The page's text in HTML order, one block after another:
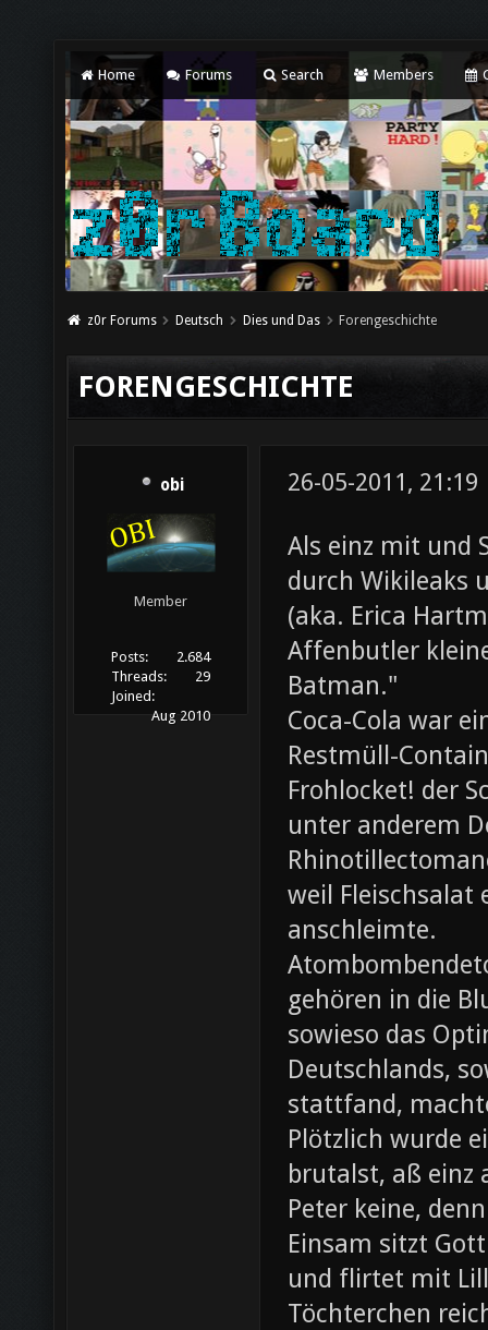
Home Forums Search Members
z0r Forums Deutsch Dies und Das Forengeschichte
FORENGESCHICHTE
obi
Member
Posts:
2.684
Threads:
29
Joined:
Aug 2010
26-05-2011, 21:19
Als einz mit und
durch Wikileaks
(aka. Erica
Affenbutler
Batman."
Coca-Cola war
Restmüll-
Frohlocket! der
unter anderem
weil Fleischsalat
anschleimte.
gehören in die
sowieso das
Deutschlands,
stattfand,
Plötzlich wurde
brutalst, aß einz
Peter keine,
Einsam sitzt
und flirtet mit
Töchterchen